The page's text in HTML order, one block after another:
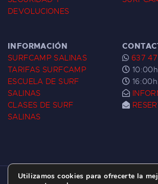
DEVOLUCIONES
INFORMACIÓN
SURFCAMP SALINAS
TARIFAS SURFCAMP
ESCUELA DE SURF
SALINAS
CLASES DE SURF
SALINAS
637
Utilizamos cookies para ofrecerte la